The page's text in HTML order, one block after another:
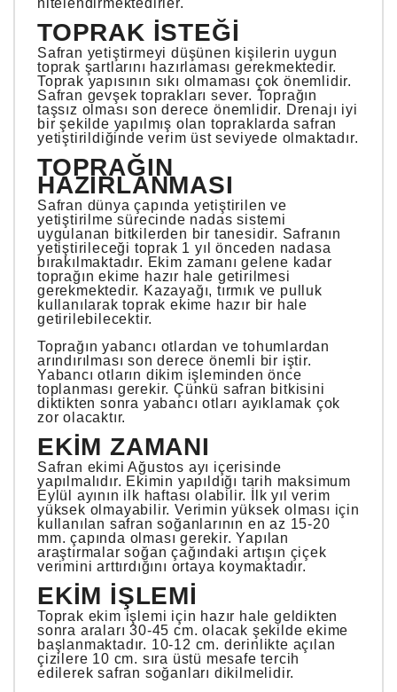
nitelendirmektedirler.
TOPRAK İSTEĞI
Safran yetiştirmeyi düşünen kişilerin uygun
toprak şartlarını hazırlaması gerekmektedir.
Toprak yapısının sıkı olmaması çok önemlidir.
Safran gevşek toprakları sever. Toprağın
taşsız olması son derece önemlidir. Drenajı iyi
bir şekilde yapılmış olan topraklarda safran
yetiştirildiğinde verim üst seviyede olmaktadır.
TOPRAĞIN
HAZIRLANMASI
Safran dünya çapında yetiştirilen ve
yetiştirilme sürecinde nadas sistemi
uygulanan bitkilerden bir tanesidir. Safranın
yetiştirileceği toprak 1 yıl önceden nadasa
bırakılmaktadır. Ekim zamanı gelene kadar
toprağın ekime hazır hale getirilmesi
gerekmektedir. Kazayağı, tırmık ve pulluk
kullanılarak toprak ekime hazır bir hale
getirilebilecektir.
Toprağın yabancı otlardan ve tohumlardan
arındırılması son derece önemli bir iştir.
Yabancı otların dikim işleminden önce
toplanması gerekir. Çünkü safran bitkisini
diktikten sonra yabancı otları ayıklamak çok
zor olacaktır.
EKIM ZAMANI
Safran ekimi Ağustos ayı içerisinde
yapılmalıdır. Ekimin yapıldığı tarih maksimum
Eylül ayının ilk haftası olabilir. İlk yıl verim
yüksek olmayabilir. Verimin yüksek olması için
kullanılan safran soğanlarının en az 15-20
mm. çapında olması gerekir. Yapılan
araştırmalar soğan çağındaki artışın çiçek
verimini arttırdığını ortaya koymaktadır.
EKIM İŞLEMI
Toprak ekim işlemi için hazır hale geldikten
sonra araları 30-45 cm. olacak şekilde ekime
başlanmaktadır. 10-12 cm. derinlikte açılan
çizilere 10 cm. sıra üstü mesafe tercih
edilerek safran soğanları dikilmelidir.